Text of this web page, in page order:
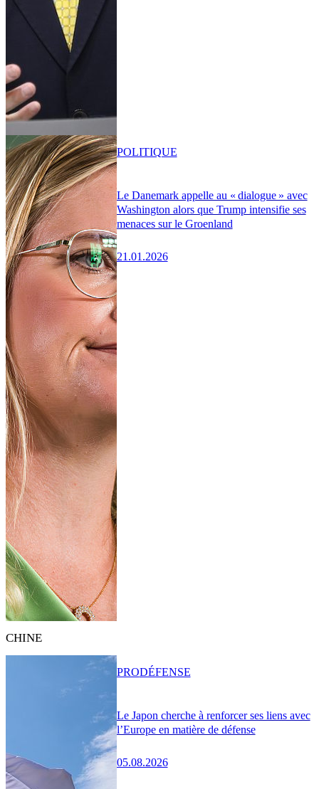
Le Danemark appelle au « dialogue » avec
Washington alors que Trump intensifie ses
menaces sur le Groenland
21.01.2026
POLITIQUE
CHINE
Le Japon cherche à renforcer ses liens avec
l’Europe en matière de défense
05.08.2026
PRODÉFENSE